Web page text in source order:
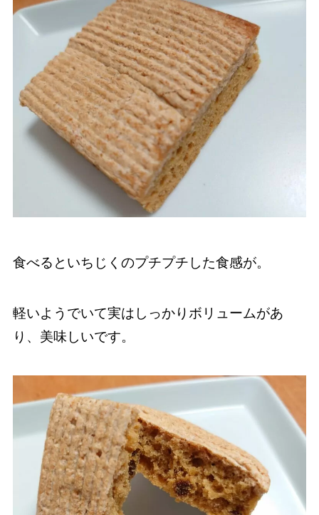
食べるといちじくのプチプチした食感が。
軽いようでいて実はしっかりボリュームがあ
り、美味しいです。